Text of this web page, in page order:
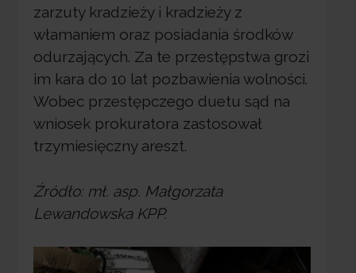
zarzuty kradzieży i kradzieży z
włamaniem oraz posiadania środków
odurzających. Za te przestępstwa grozi
im kara do 10 lat pozbawienia wolności.
Wobec przestępczego duetu sąd na
wniosek prokuratora zastosował
trzymiesięczny areszt.
Źródło: mł. asp. Małgorzata
Lewandowska KPP.